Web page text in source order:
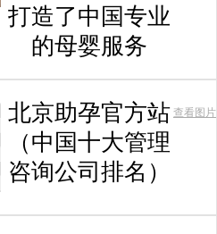
打造了中国专业
的母婴服务
北京助孕官方站
（中国十大管理
咨询公司排名）
查看图片